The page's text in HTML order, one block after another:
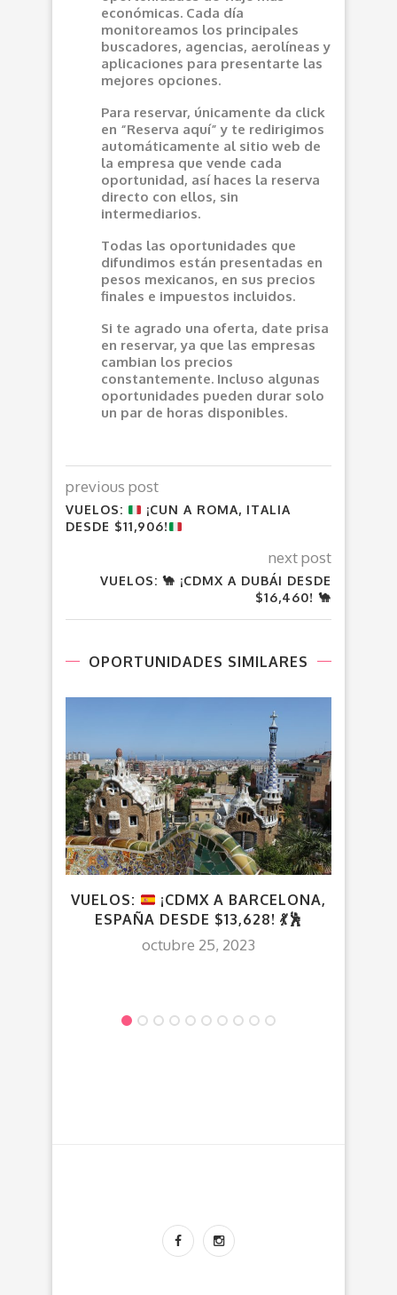
económicas. Cada día
monitoreamos los principales
buscadores, agencias, aerolíneas y
aplicaciones para presentarte las
mejores opciones.
Para reservar, únicamente da click
en “Reserva aquí” y te redirigimos
automáticamente al sitio web de
la empresa que vende cada
oportunidad, así haces la reserva
directo con ellos, sin
intermediarios.
Todas las oportunidades que
difundimos están presentadas en
pesos mexicanos, en sus precios
finales e impuestos incluidos.
Si te agrado una oferta, date prisa
en reservar, ya que las empresas
cambian los precios
constantemente. Incluso algunas
oportunidades pueden durar solo
un par de horas disponibles.
previous post
VUELOS:
¡CUN A ROMA, ITALIA
DESDE $11,906!
next post
VUELOS: 🐪 ¡CDMX A DUBÁI DESDE
$16,460! 🐪
OPORTUNIDADES SIMILARES
VUELOS:
¡CDMX A BARCELONA,
ESPAÑA DESDE $13,628! 💃🕺
octubre 25, 2023